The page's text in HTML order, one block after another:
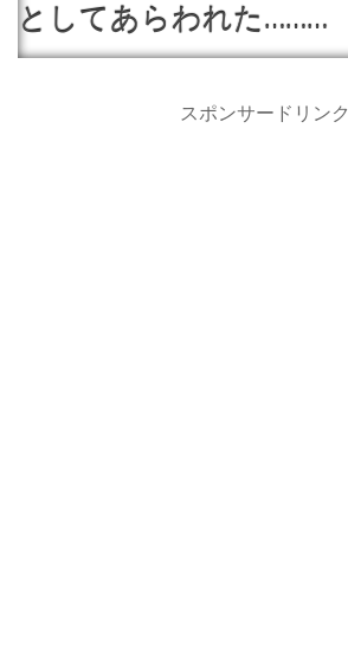
としてあらわれた………
スポンサードリンク